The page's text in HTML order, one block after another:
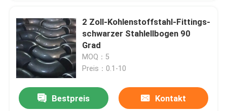
2 Zoll-Kohlenstoffstahl-Fittings-
schwarzer Stahlellbogen 90
Grad
MOQ：5
Preis：0.1-10
Bestpreis Kontakt